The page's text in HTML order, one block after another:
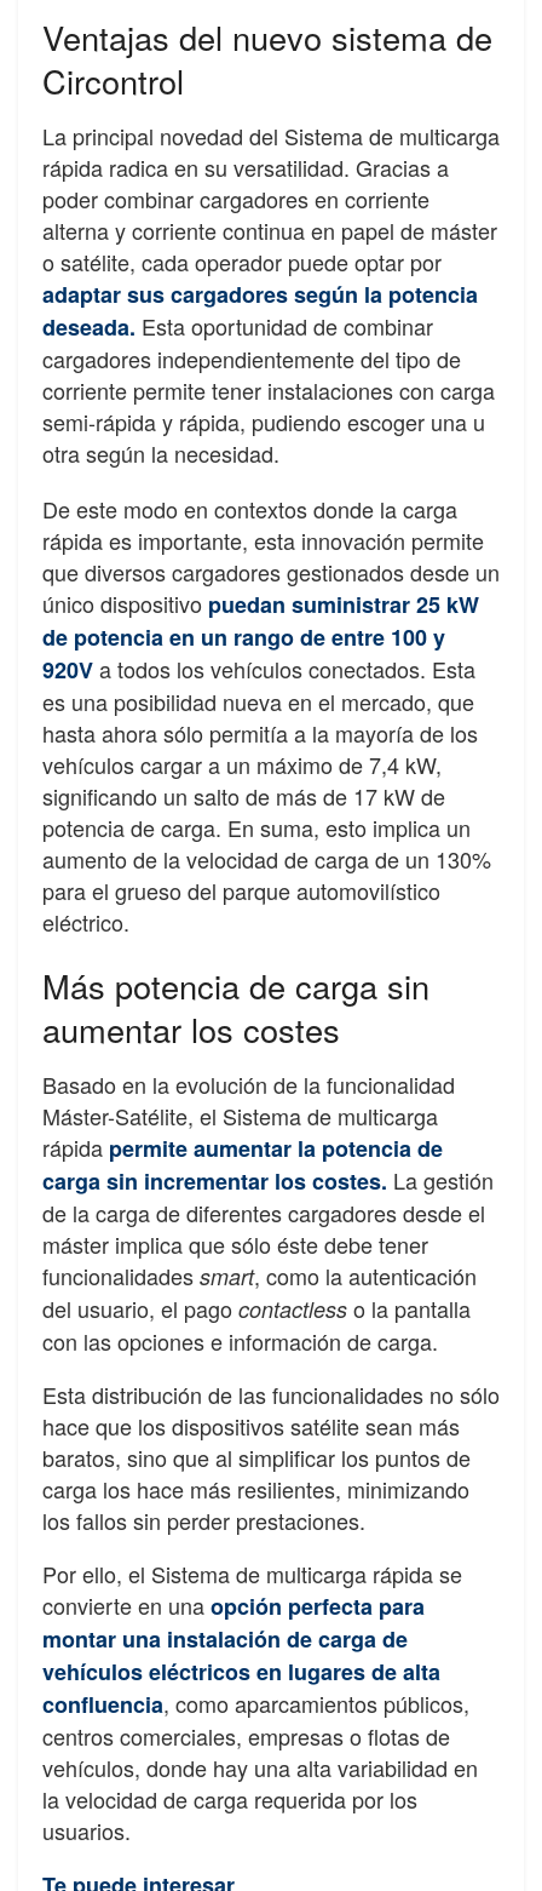
Ventajas del nuevo sistema de
Circontrol
La principal novedad del Sistema de multicarga
rápida radica en su versatilidad. Gracias a
poder combinar cargadores en corriente
alterna y corriente continua en papel de máster
o satélite, cada operador puede optar por
adaptar sus cargadores según la potencia
deseada. Esta oportunidad de combinar
cargadores independientemente del tipo de
corriente permite tener instalaciones con carga
semi-rápida y rápida, pudiendo escoger una u
otra según la necesidad.
De este modo en contextos donde la carga
rápida es importante, esta innovación permite
que diversos cargadores gestionados desde un
único dispositivo puedan suministrar 25 kW
de potencia en un rango de entre 100 y
920Va todos los vehículos conectados. Esta
es una posibilidad nueva en el mercado, que
hasta ahora sólo permitía a la mayoría de los
vehículos cargar a un máximo de 7,4 kW,
significando un salto de más de 17 kW de
potencia de carga. En suma, esto implica un
aumento de la velocidad de carga de un 130%
para el grueso del parque automovilístico
eléctrico.
Más potencia de carga sin
aumentar los costes
Basado en la evolución de la funcionalidad
Máster-Satélite, el Sistema de multicarga
rápida permite aumentar la potencia de
carga sin incrementar los costes. La gestión
de la carga de diferentes cargadores desde el
máster implica que sólo éste debe tener
funcionalidades smart, como la autenticación
del usuario, el pago contactless o la pantalla
con las opciones e información de carga.
Esta distribución de las funcionalidades no sólo
hace que los dispositivos satélite sean más
baratos, sino que al simplificar los puntos de
carga los hace más resilientes, minimizando
los fallos sin perder prestaciones.
Por ello, el Sistema de multicarga rápida se
convierte en unaopción perfecta para
montar una instalación de carga de
vehículos eléctricos en lugares de alta
confluencia, como aparcamientos públicos,
centros comerciales, empresas o flotas de
vehículos, donde hay una alta variabilidad en
la velocidad de carga requerida por los
usuarios.